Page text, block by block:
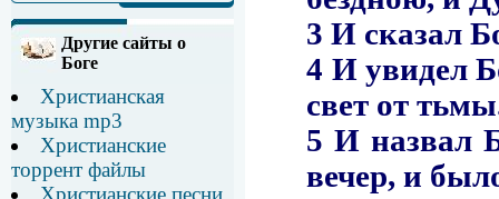
Другие сайты о
Боге
Христианская
музыка mp3
Христианские
торрент файлы
Христианские песни